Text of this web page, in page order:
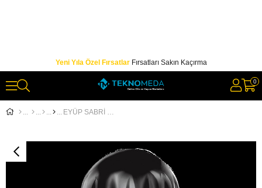
Yeni Yıla Özel FırsatlarFırsatları Sakın Kaçırma
0
EYÜP SABRİ TUNCER LİMON KOLONYA 400ML PET